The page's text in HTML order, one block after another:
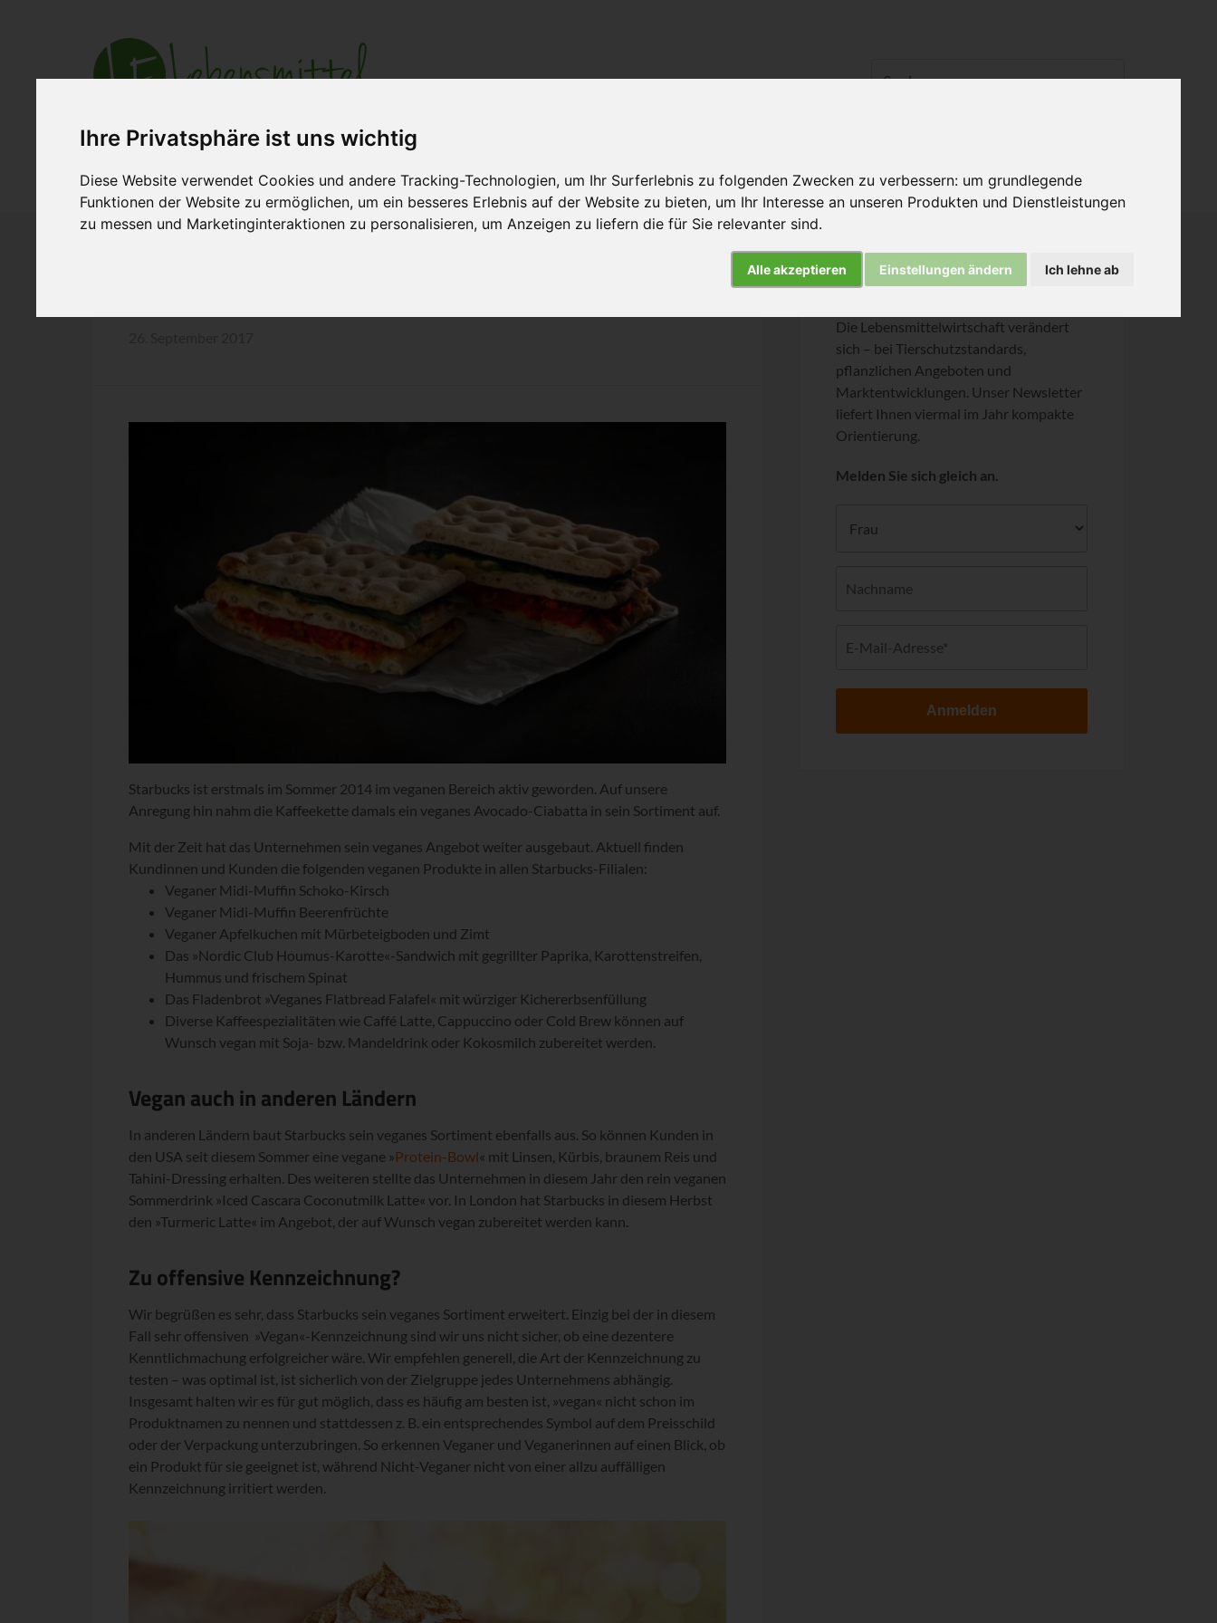
Ihre Privatsphäre ist uns wichtig
Diese Website verwendet Cookies und andere Tracking-Technologien, um Ihr Surferlebnis zu folgenden Zwecken zu verbessern: um grundlegende
Funktionen der Website zu ermöglichen, um ein besseres Erlebnis auf der Website zu bieten, um Ihr Interesse an unseren Produkten und Dienstleistungen
zu messen und Marketinginteraktionen zu personalisieren, um Anzeigen zu liefern die für Sie relevanter sind.
Alle akzeptieren Ich lehne ab
Einstellungen ändern
Informiert bleiben
Aktuell Ihre Branche Zusammenarbeit Hintergrund Presse Kontakt
Starbucks ist erstmals im Sommer 2014 im veganen Bereich aktiv geworden. Auf unsere
Anregung hin nahm die Kaffeekette damals ein veganes Avocado-Ciabatta in sein Sortiment auf.
Mit der Zeit hat das Unternehmen sein veganes Angebot weiter ausgebaut. Aktuell finden
Kundinnen und Kunden die folgenden veganen Produkte in allen Starbucks-Filialen:
Veganer Midi-Muffin Schoko-Kirsch
Veganer Midi-Muffin Beerenfrüchte
Veganer Apfelkuchen mit Mürbeteigboden und Zimt
Das »Nordic Club Houmus-Karotte«-Sandwich mit gegrillter Paprika, Karottenstreifen,
Hummus und frischem Spinat
Das Fladenbrot »Veganes Flatbread Falafel« mit würziger Kichererbsenfüllung
Diverse Kaffeespezialitäten wie Caffé Latte, Cappuccino oder Cold Brew können auf
Wunsch vegan mit Soja- bzw. Mandeldrink oder Kokosmilch zubereitet werden.
Vegan auch in anderen Ländern
In anderen Ländern baut Starbucks sein veganes Sortiment ebenfalls aus. So können Kunden in
den USA seit diesem Sommer eine vegane »Protein-Bowl« mit Linsen, Kürbis, braunem Reis und
Tahini-Dressing erhalten. Des weiteren stellte das Unternehmen in diesem Jahr den rein veganen
Sommerdrink »Iced Cascara Coconutmilk Latte« vor. In London hat Starbucks in diesem Herbst
den »Turmeric Latte« im Angebot, der auf Wunsch vegan zubereitet werden kann.
Zu offensive Kennzeichnung?
Wir begrüßen es sehr, dass Starbucks sein veganes Sortiment erweitert. Einzig bei der in diesem
Fall sehr offensiven »Vegan«-Kennzeichnung sind wir uns nicht sicher, ob eine dezentere
Kenntlichmachung erfolgreicher wäre. Wir empfehlen generell, die Art der Kennzeichnung zu
testen – was optimal ist, ist sicherlich von der Zielgruppe jedes Unternehmens abhängig.
Insgesamt halten wir es für gut möglich, dass es häufig am besten ist, »vegan« nicht schon im
Produktnamen zu nennen und stattdessen z. B. ein entsprechendes Symbol auf dem Preisschild
oder der Verpackung unterzubringen. So erkennen Veganer und Veganerinnen auf einen Blick, ob
ein Produkt für sie geeignet ist, während Nicht-Veganer nicht von einer allzu auffälligen
Kennzeichnung irritiert werden.
Bleiben Sie einen Schritt voraus
Die Lebensmittelwirtschaft verändert
sich – bei Tierschutzstandards,
pflanzlichen Angeboten und
Marktentwicklungen. Unser Newsletter
liefert Ihnen viermal im Jahr kompakte
Orientierung.
Melden Sie sich gleich an.
Anmelden